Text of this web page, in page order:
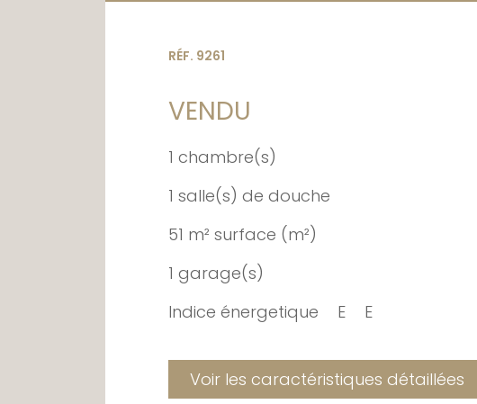
RÉF. 9261
VENDU
1 chambre(s)
1 salle(s) de douche
51 m² surface (m²)
1 garage(s)
Indice énergetique
E E
Voir les caractéristiques détaillées